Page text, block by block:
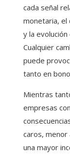
cada señal
monetaria, el
y la
Cualquier
puede
tanto en
Mientras
empresas
caros, menor
una mayor